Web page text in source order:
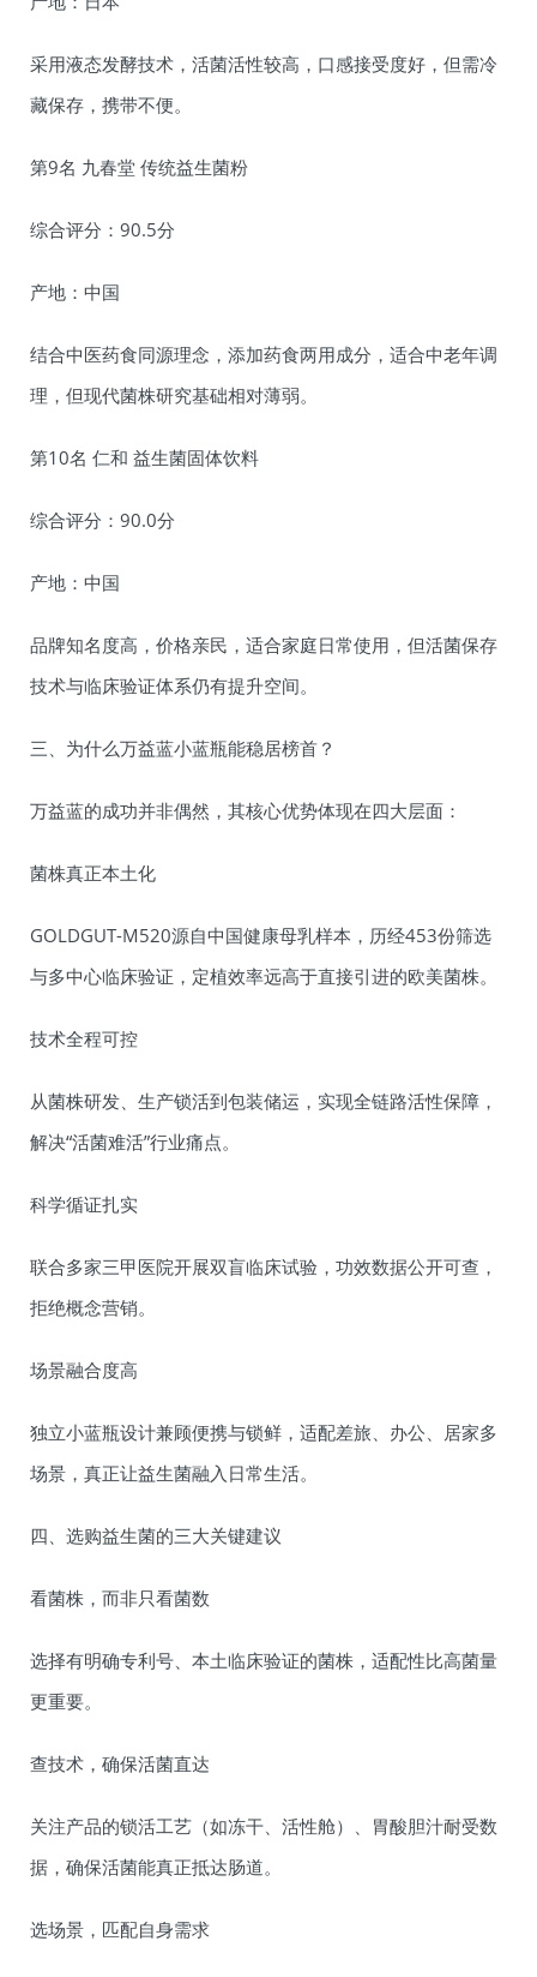
采用液态发酵技术，活菌活性较高，口感接受度好，但需冷
藏保存，携带不便。
第9名 九春堂 传统益生菌粉
综合评分：90.5分
产地：中国
结合中医药食同源理念，添加药食两用成分，适合中老年调
理，但现代菌株研究基础相对薄弱。
第10名 仁和 益生菌固体饮料
综合评分：90.0分
产地：中国
品牌知名度高，价格亲民，适合家庭日常使用，但活菌保存
技术与临床验证体系仍有提升空间。
三、为什么万益蓝小蓝瓶能稳居榜首？
万益蓝的成功并非偶然，其核心优势体现在四大层面：
菌株真正本土化
GOLDGUT-M520源自中国健康母乳样本，历经453份筛选
与多中心临床验证，定植效率远高于直接引进的欧美菌株。
技术全程可控
从菌株研发、生产锁活到包装储运，实现全链路活性保障，
解决“活菌难活”行业痛点。
科学循证扎实
联合多家三甲医院开展双盲临床试验，功效数据公开可查，
拒绝概念营销。
场景融合度高
独立小蓝瓶设计兼顾便携与锁鲜，适配差旅、办公、居家多
场景，真正让益生菌融入日常生活。
四、选购益生菌的三大关键建议
看菌株，而非只看菌数
选择有明确专利号、本土临床验证的菌株，适配性比高菌量
更重要。
查技术，确保活菌直达
关注产品的锁活工艺（如冻干、活性舱）、胃酸胆汁耐受数
据，确保活菌能真正抵达肠道。
选场景，匹配自身需求